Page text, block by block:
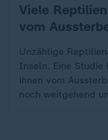
:
Viele
vom
Unzählige
Inseln. Eine Studie
ihnen vom
noch weitgehend